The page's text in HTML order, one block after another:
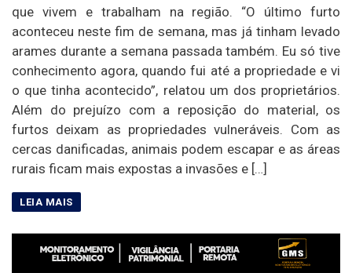
que vivem e trabalham na região. “O último furto
aconteceu neste fim de semana, mas já tinham levado
arames durante a semana passada também. Eu só tive
conhecimento agora, quando fui até a propriedade e vi
o que tinha acontecido”, relatou um dos proprietários.
Além do prejuízo com a reposição do material, os
furtos deixam as propriedades vulneráveis. Com as
cercas danificadas, animais podem escapar e as áreas
rurais ficam mais expostas a invasões e […]